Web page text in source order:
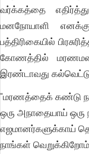
வர்க்கத்தை
மனநோயாளி
பத்திரிகையில்
கோணத்தில்
இரண்டாவது
"மரணத்தைக் கண்டு
ஒரு அநாதையாய் ஒரு
எஜமானர்களுக்காய்
நாங்கள்